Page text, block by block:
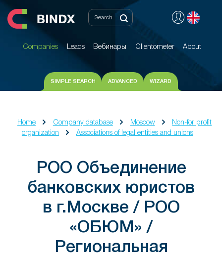
Companies Leads Вебинары Clientometer About
Companies Leads Вебинары Clientometer About
SIMPLE SEARCH ADVANCED WIZARD
Home Company database Moscow
Non-for profit
organization
Associations of legal entities and unions
РОО Объединение
банковских юристов
в г.Москве / РОО
«ОБЮМ» /
Региональная